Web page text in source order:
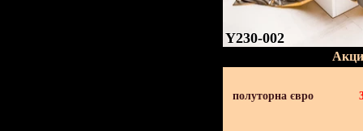
Y230-002
полуторна євро